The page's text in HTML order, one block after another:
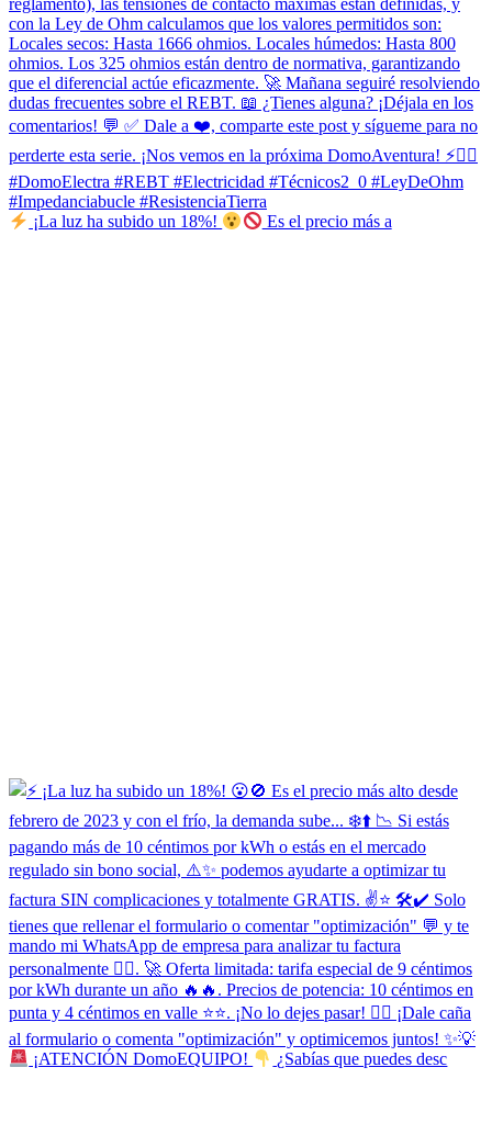
¡La luz ha subido un 18%! Es el precio más a
¡ATENCIÓN DomoEQUIPO! ¿Sabías que puedes desc